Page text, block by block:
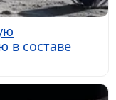
в составе